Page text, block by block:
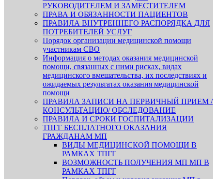
РУКОВОДИТЕЛЕМ И ЗАМЕСТИТЕЛЕМ
ПРАВА И ОБЯЗАННОСТИ ПАЦИЕНТОВ
ПРАВИЛА ВНУТРЕННЕГО РАСПОРЯДКА ДЛЯ
ПОТРЕБИТЕЛЕЙ УСЛУГ
Порядок организации медицинской помощи
участникам СВО
Информация о методах оказания медицинской
помощи, связанных с ними рисках, видах
медицинского вмешательства, их последствиях и
ожидаемых результатах оказания медицинской
помощи
ПРАВИЛА ЗАПИСИ НА ПЕРВИЧНЫЙ ПРИЕМ /
КОНСУЛЬТАЦИЮ/ ОБСЛЕДОВАНИЕ
ПРАВИЛА И СРОКИ ГОСПИТАЛИЗАЦИИ
ТПГГ БЕСПЛАТНОГО ОКАЗАНИЯ
ГРАЖДАНАМ МП
ВИДЫ МЕДИЦИНСКОЙ ПОМОЩИ В
РАМКАХ ТПГГ
ВОЗМОЖНОСТЬ ПОЛУЧЕНИЯ МП МП В
РАМКАХ ТПГГ